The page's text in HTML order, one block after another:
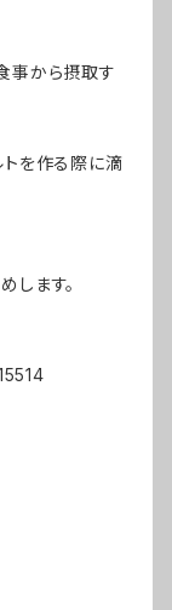
事から摂取す
トを作る際に滴
します。